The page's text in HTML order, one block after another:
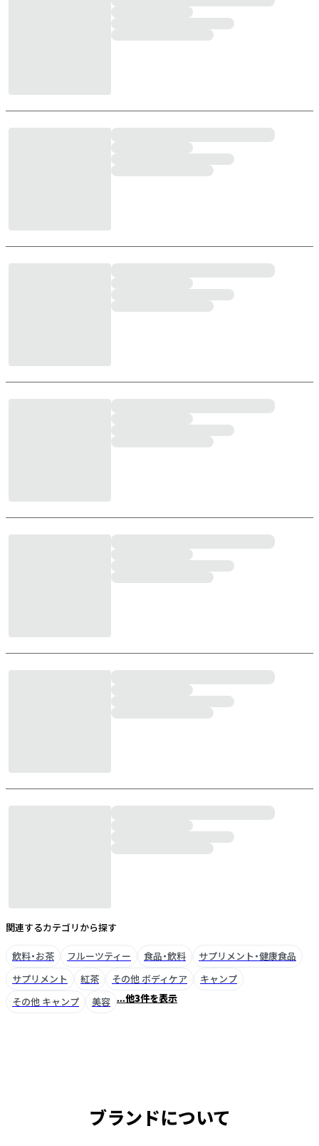
関連するカテゴリから探す
飲料・お茶 フルーツティー 食品・飲料
サプリメント・健康食品
サプリメント
紅茶 その他 ボディケア
キャンプ
その他 キャンプ
美容 ...他3件を表示
ブランドについて